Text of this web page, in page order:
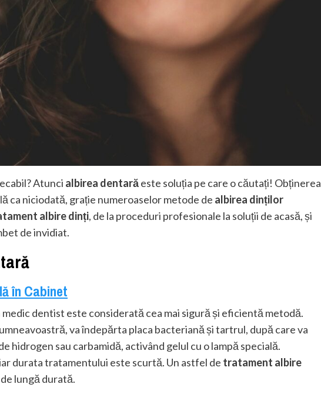
Atunci albirea dentarăeste soluția pe care o căutați! Obținerea
ca niciodată, grație numeroaselor metode de albirea dinților
albire dinți, de la proceduri profesionale la soluții de acasă, și
de invidiat.
în Cabinet
dentist este considerată cea mai sigură și eficientă metodă.
va îndepărta placa bacteriană și tartrul, după care va
hidrogen sau carbamidă, activând gelul cu o lampă specială.
durata tratamentului este scurtă. Un astfel de tratament albire
lungă durată.